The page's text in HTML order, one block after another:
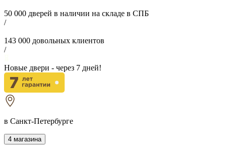
50 000 дверей в наличии на складе в СПБ
/
143 000 довольных клиентов
/
Новые двери - через 7 дней!
в Санкт-Петербурге
4 магазина